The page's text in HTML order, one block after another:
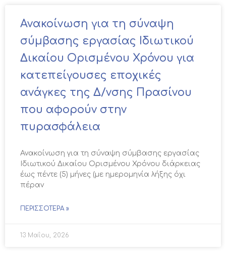
Ανακοίνωση για τη σύναψη
σύμβασης εργασίας Ιδιωτικού
Δικαίου Ορισμένου Χρόνου για
κατεπείγουσες εποχικές
ανάγκες της Δ/νσης Πρασίνου
που αφορούν στην
πυρασφάλεια
Ανακοίνωση για τη σύναψη σύμβασης εργασίας
Ιδιωτικού Δικαίου Ορισμένου Χρόνου διάρκειας
έως πέντε (5) μήνες (με ημερομηνία λήξης όχι
πέραν
ΠΕΡΙΣΣΌΤΕΡΑ »
13 Μαΐου, 2026